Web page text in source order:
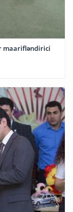
maarifləndirici